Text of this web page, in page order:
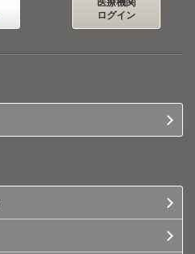
医療機関
ログイン